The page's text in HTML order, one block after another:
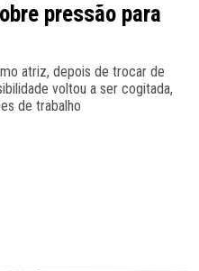
pressão para
atriz, depois de trocar de
voltou a ser cogitada,
de trabalho